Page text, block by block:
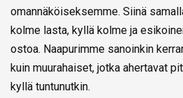
omannäköiseksemme. Siinä
kolme lasta, kyllä kolme ja
ostoa. Naapurimme sanoinkin
kuin muurahaiset, jotka ahertavat
kyllä tuntunutkin.